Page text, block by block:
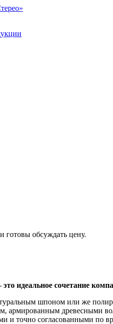
обсуждать цену.
идеальное сочетание
шпоном или же
армированным древесными
и точно согласованными по